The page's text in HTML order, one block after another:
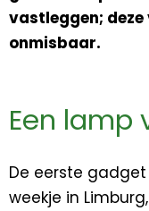
vastleggen;
onmisbaar.
Een lamp
De eerste
weekje in